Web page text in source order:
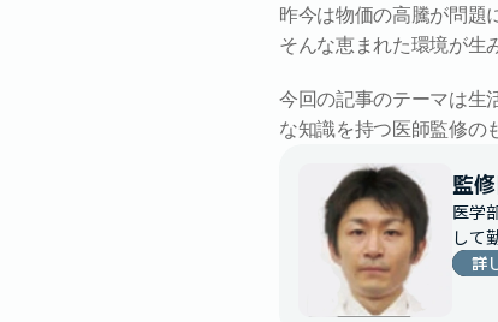
昨今は物価の高騰が問題
そんな恵まれた環境が生
今回の記事のテーマは生
な知識を持つ医師監修の
監
医学
詳